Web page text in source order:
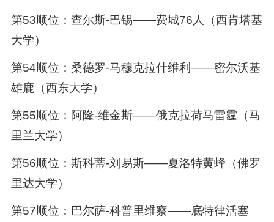
第53顺位：查尔斯-巴锡——费城76人（西肯塔基
大学）
第54顺位：桑德罗-马穆克拉什维利——密尔沃基
雄鹿（西东大学）
第55顺位：阿隆-维金斯——俄克拉荷马雷霆（马
里兰大学）
第56顺位：斯科蒂-刘易斯——夏洛特黄蜂（佛罗
里达大学）
第57顺位：巴尔萨-科普里维察——底特律活塞